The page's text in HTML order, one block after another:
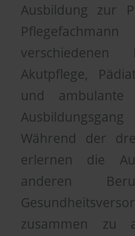
Ausbildung zur
verschiedenen
Akutpflege,
und
Ausbildungsgang
Während der
erlernen die
anderen
zusammen zu